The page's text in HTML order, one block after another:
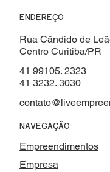
ENDEREÇO
Rua Cândido de
Centro Curitiba/PR
41 99105. 2323
41 3232. 3030
NAVEGAÇÃO
Empreendimentos
Empresa